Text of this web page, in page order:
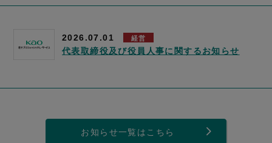
2026.07.01 経営
代表取締役及び役員人事に関するお知らせ
お知らせ一覧はこちら